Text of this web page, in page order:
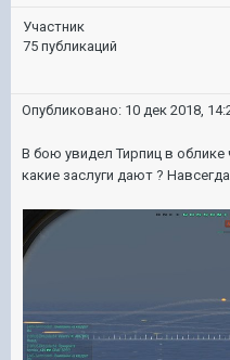
Участник
75 публикаций
Опубликовано: 10 дек 2018,
В бою увидел Тирпиц в
какие заслуги дают ?